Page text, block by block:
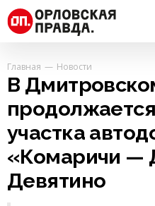
Главная Новости
В
участка
«Комаричи —
Девятино